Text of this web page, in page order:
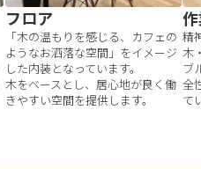
フロア
「木の温もりを感じる、カフェの
ようなお洒落な空間」をイメージ
した内装となっています。
木をベースとし、居心地が良く働
きやすい空間を提供します。
精
木
ブ
全
て